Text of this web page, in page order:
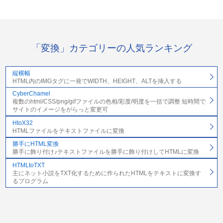
「変換」カテゴリーの人気ランキング
縦横幅
HTML内のIMGタグに一発でWIDTH、HEIGHT、ALTを挿入する
CyberChamel
複数のhtml/CSS/png/gifファイルの色相/彩度/明度を一括で調整 短時間で
サイトのイメージをがらっと変更可
HtoX32
HTMLファイルをテキストファイルに変換
勝手にHTML変換
勝手に飾り付け♪テキストファイルを勝手に飾り付けしてHTMLに変換
HTMLtoTXT
主にネット小説をTXT化するために作られたHTMLをテキストに変換す
るプログラム